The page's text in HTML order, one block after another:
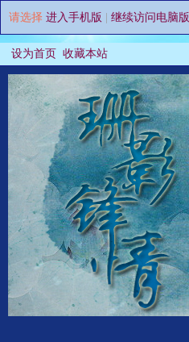
请选择 进入手机版 继续访问电脑版
设为首页 收藏本站